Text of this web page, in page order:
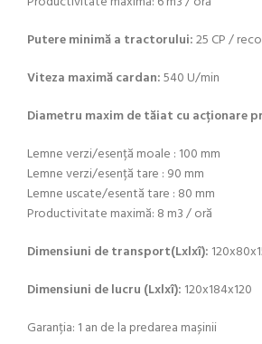
Putere minimă a tractorului:25 CP /
Viteza maximă cardan:540 U/min
Diametru maxim de tăiat cu acționare
Lemne verzi/esență moale : 100 mm
Lemne verzi/esență tare : 90 mm
Lemne uscate/esentă tare : 80 mm
Productivitate maximă: 8 m3 / oră
Dimensiuni de transport(Lxlxî):
Dimensiuni de lucru (Lxlxî): 120x184x120
Garanția: 1 an de la predarea mașinii